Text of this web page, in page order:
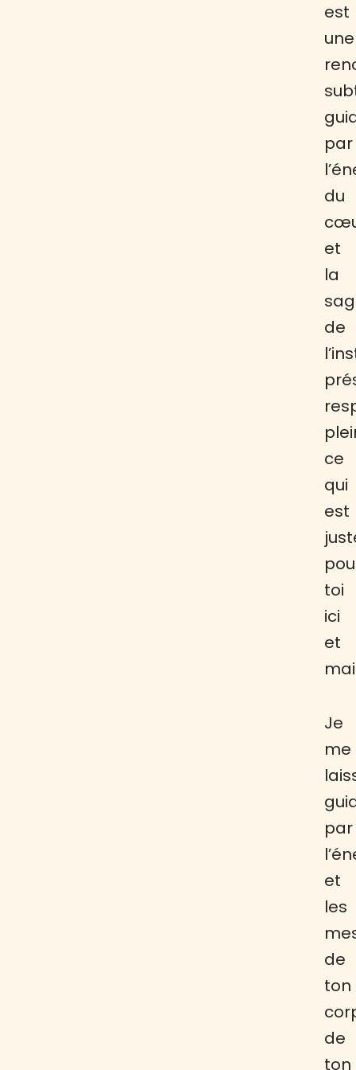
est
une
par
du
et
la
de
ce
qui
est
toi
ici
et
Je
me
par
et
les
de
ton
de
ton